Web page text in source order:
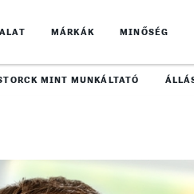
MÁRKÁK MINŐSÉG
MINT MUNKÁLTATÓ